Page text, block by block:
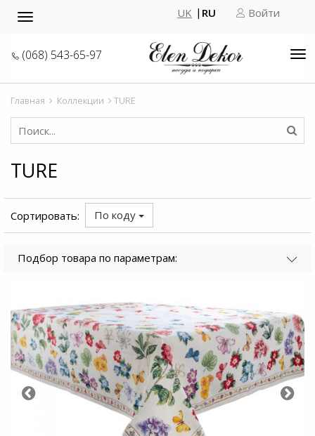
Toggle
UK RU Войти
(068) 543-65-97
Главная Коллекции TURE
TURE
Сортировать: По коду
Подбор товара по параметрам: